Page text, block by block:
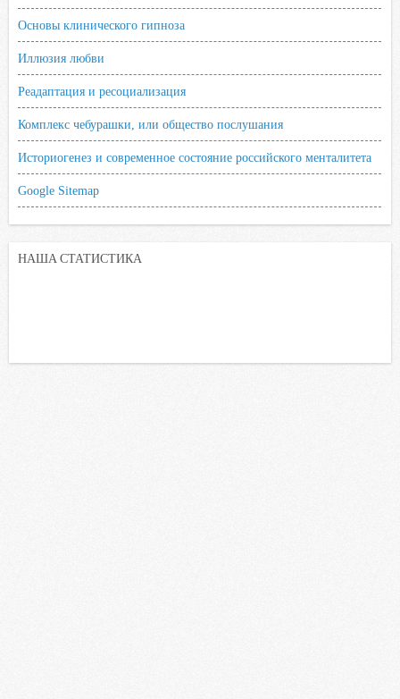
Основы клинического гипноза
Иллюзия любви
Реадаптация и ресоциализация
Комплекс чебурашки, или общество послушания
Историогенез и современное состояние российского менталитета
Google Sitemap
НАША СТАТИСТИКА